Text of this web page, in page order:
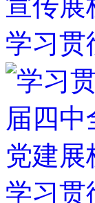
学习贯
学习贯